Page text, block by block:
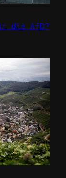
die AfD?